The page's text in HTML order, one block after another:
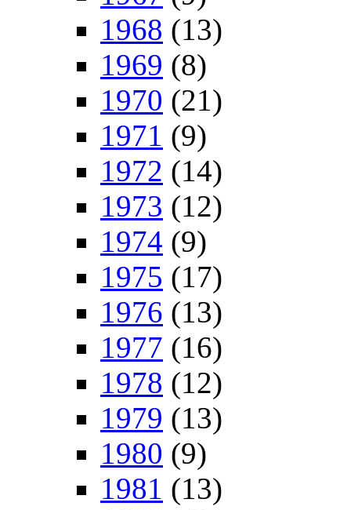
1968 (13)
1969 (8)
1970 (21)
1971 (9)
1972 (14)
1973 (12)
1974 (9)
1975 (17)
1976 (13)
1977 (16)
1978 (12)
1979 (13)
1980 (9)
1981 (13)